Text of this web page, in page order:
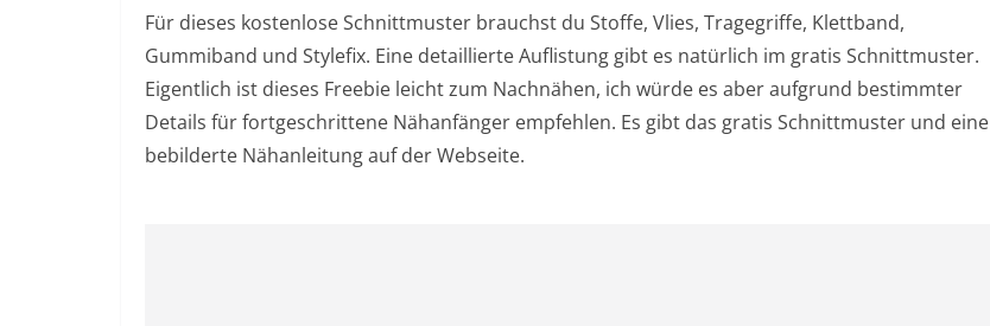
Für dieses kostenlose Schnittmuster brauchst du Stoffe, Vlies, Tragegriffe, Klettband,
Gummiband und Stylefix. Eine detaillierte Auflistung gibt es natürlich im gratis Schnittmuster.
Eigentlich ist dieses Freebie leicht zum Nachnähen, ich würde es aber aufgrund bestimmter
Details für fortgeschrittene Nähanfänger empfehlen. Es gibt das gratis Schnittmuster und eine
bebilderte Nähanleitung auf der Webseite.